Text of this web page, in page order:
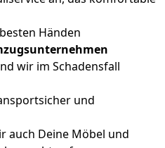
Händen
wir im Schadensfall
und
auch Deine Möbel und